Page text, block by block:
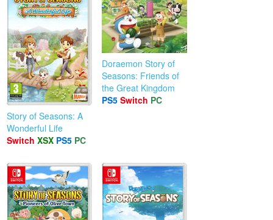
Story of Seasons: A
Wonderful Life
Switch XSX PS5 PC
Doraemon Story of
Seasons: Friends of
the Great Kingdom
PS5 Switch PC